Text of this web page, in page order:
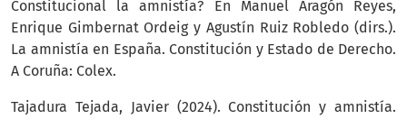
Constitucional la amnistía? En Manuel Aragón Reyes,
Enrique Gimbernat Ordeig y Agustín Ruiz Robledo (dirs.).
La amnistía en España. Constitución y Estado de Derecho.
A Coruña: Colex.
Tajadura Tejada, Javier (2024). Constitución y amnistía.